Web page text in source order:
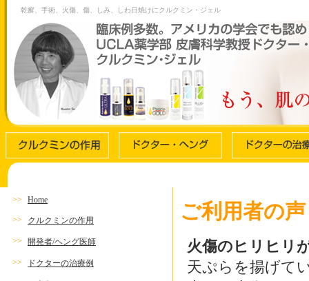
乾癬、手術、火傷、傷、しみ、しわ日焼けにクルクミン・ジェル
>> Home
>> クルクミンの作用
>> 開発者/ヘング医師
>> ドクターの治療例
ご利用者の声
火傷のヒリヒリ
天ぷらを揚げて